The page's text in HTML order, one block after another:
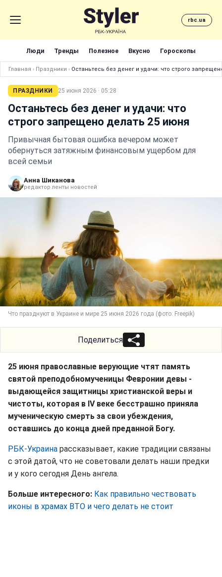
rbc.ua
Люди Тренды Полезное Вкусно Гороскопы
Главная › Праздники › Останьтесь без денег и удачи: что строго
ПРАЗДНИКИ 25 июня 2026 · 05:28
Останьтесь без денег и удачи: что
строго запрещено делать 25 июня
Привычная бытовая ошибка вечером может
обернуться затяжным финансовым ущербом для
всей семьи
Анна Шиканова
редактор ленты новостей
Что празднуют в Украине и мире 25 июня 2026 года (фото: Freepik)
Поделиться
25 июня православные верующие чтят память
святой преподобномученицы Февронии девы -
выдающейся защитницы христианской веры и
чистоты, которая в IV веке бесстрашно приняла
мученическую смерть за свои убеждения,
оставшись до конца дней преданной Богу.
РБК-Украина рассказывает, какие традиции связаны
с этой датой, что не советовали делать наши предки
и у кого сегодня День ангела.
Больше интересного: Как правильно чествовать
иконы в храмах ВТО и чего делать не стоит